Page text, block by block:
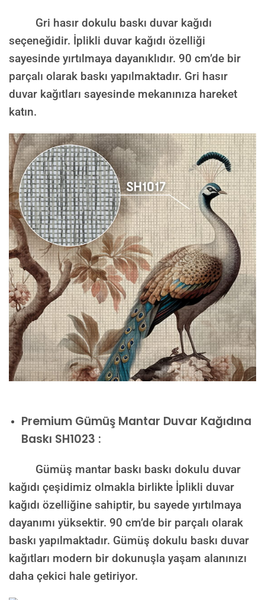
Gri hasır dokulu baskı duvar kağıdı
seçeneğidir. İplikli duvar kağıdı özelliği
sayesinde yırtılmaya dayanıklıdır. 90 cm’de bir
parçalı olarak baskı yapılmaktadır. Gri hasır
duvar kağıtları sayesinde mekanınıza hareket
katın.
Premium Gümüş Mantar Duvar Kağıdına
Baskı SH1023 :
Gümüş mantar baskı baskı dokulu duvar
kağıdı çeşidimiz olmakla birlikte İplikli duvar
kağıdı özelliğine sahiptir, bu sayede yırtılmaya
dayanımı yüksektir. 90 cm’de bir parçalı olarak
baskı yapılmaktadır. Gümüş dokulu baskı duvar
kağıtları modern bir dokunuşla yaşam alanınızı
daha çekici hale getiriyor.